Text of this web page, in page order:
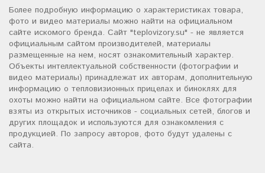
Более подробную информацию о характеристиках товара,
фото и видео материалы можно найти на официальном
сайте искомого бренда. Сайт "teplovizory.su" - не является
официальным сайтом производителей, материалы
размещенные на нем, носят ознакомительный характер.
Объекты интеллектуальной собственности (фотографии и
видео материалы) принадлежат их авторам, дополнительную
информацию о тепловизионных прицелах и биноклях для
охоты можно найти на официальном сайте. Все фотографии
взяты из открытых источников - социальных сетей, блогов и
других площадок и используются для ознакомления с
продукцией. По запросу авторов, фото будут удалены с
сайта.